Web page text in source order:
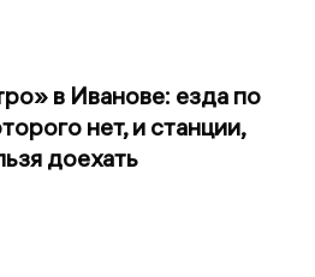
в Иванове: езда по
нет, и станции,
доехать